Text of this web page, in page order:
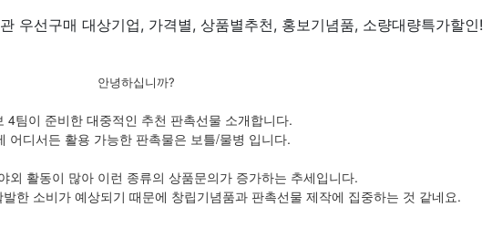
우선구매 대상기업, 가격별, 상품별추천, 홍보기념품, 소량대량특가할인!
안녕하십니까?
4팀이 준비한 대중적인 추천 판촉선물 소개합니다.
어디서든 활용 가능한 판촉물은 보틀/물병 입니다.
외 활동이 많아 이런 종류의 상품문의가 증가하는 추세입니다.
한 소비가 예상되기 때문에 창립기념품과 판촉선물 제작에 집중하는 것 같네요.